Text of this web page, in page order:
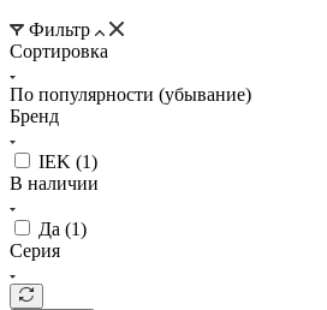
Фильтр
Сортировка
По популярности (убывание)
Бренд
IEK (1)
В наличии
Да (1)
Серия